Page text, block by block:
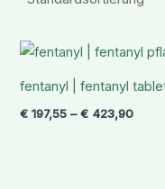
fentanyl | fentanyl
€ 197,55 –€ 423,90
€
€